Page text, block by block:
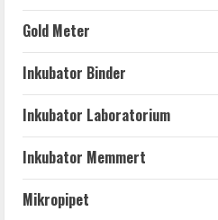
Gold Meter
Inkubator Binder
Inkubator Laboratorium
Inkubator Memmert
Mikropipet